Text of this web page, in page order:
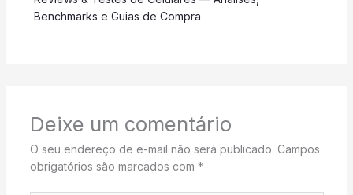
Benchmarks e Guias de Compra
Deixe um comentário
O seu endereço de e-mail não será publicado. Campos
obrigatórios são marcados com *